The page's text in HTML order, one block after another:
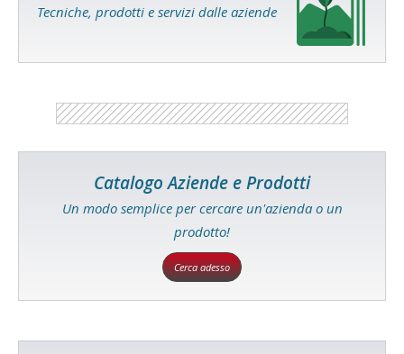
Tecniche, prodotti e servizi dalle aziende
Catalogo Aziende e Prodotti
Un modo semplice per cercare un'azienda o un
prodotto!
Cerca adesso